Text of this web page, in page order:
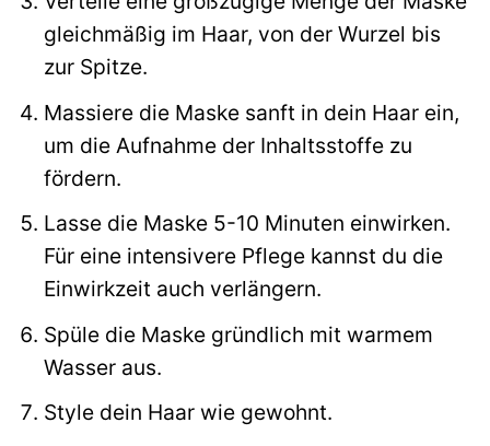
gleichmäßig im Haar, von der Wurzel bis
zur Spitze.
Massiere die Maske sanft in dein Haar ein,
um die Aufnahme der Inhaltsstoffe zu
fördern.
Lasse die Maske 5-10 Minuten einwirken.
Für eine intensivere Pflege kannst du die
Einwirkzeit auch verlängern.
Spüle die Maske gründlich mit warmem
Wasser aus.
Style dein Haar wie gewohnt.